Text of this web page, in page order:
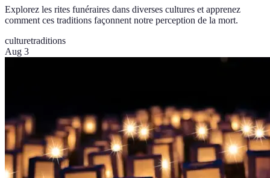
Explorez les rites funéraires dans diverses cultures et apprenez
comment ces traditions façonnent notre perception de la mort.
culturetraditions
Aug 3